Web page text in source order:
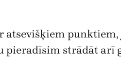
pieradīsim strādāt